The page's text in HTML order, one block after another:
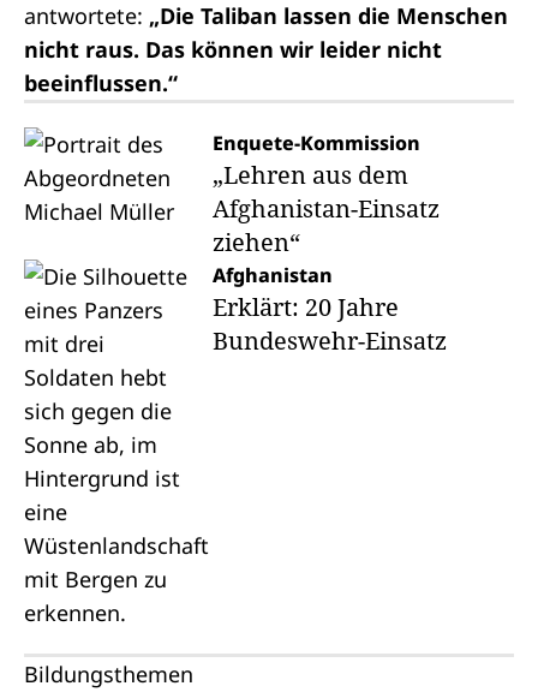
antwortete: „Die Taliban lassen die Menschen
nicht raus. Das können wir leider nicht
beeinflussen.“
Enquete-Kommission
„Lehren aus dem
Afghanistan-Einsatz
ziehen“
Afghanistan
Erklärt: 20 Jahre
Bundeswehr-Einsatz
Bildungsthemen